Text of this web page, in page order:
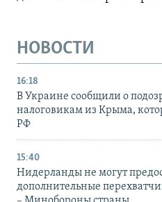
НОВОСТИ
16:18
В Украине сообщили о
налоговикам из Крыма,
РФ
15:40
Нидерланды не могут
дополнительные